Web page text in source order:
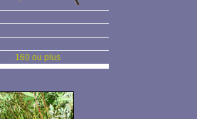
160 ou plus